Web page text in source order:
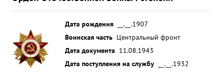
Дата рождения
__.__.1907
Воинская часть Центральный фронт
Дата документа 11.08.1943
Дата поступления на службу
__.__.1932